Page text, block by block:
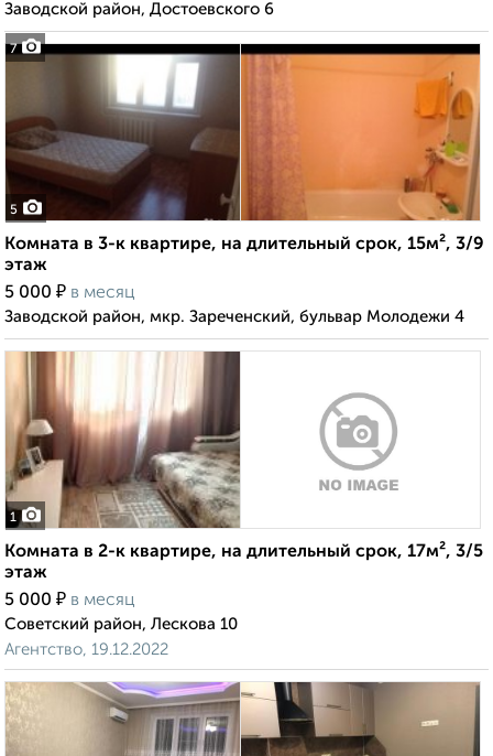
7
Заводской район, Достоевского 6
5
Комната в 3-к квартире, на длительный срок, 15м², 3/9
этаж
5 000 ₽ в месяц
Заводской район, мкр. Зареченский, бульвар Молодежи 4
1
Комната в 2-к квартире, на длительный срок, 17м², 3/5
этаж
5 000 ₽ в месяц
Советский район, Лескова 10
Агентство, 19.12.2022